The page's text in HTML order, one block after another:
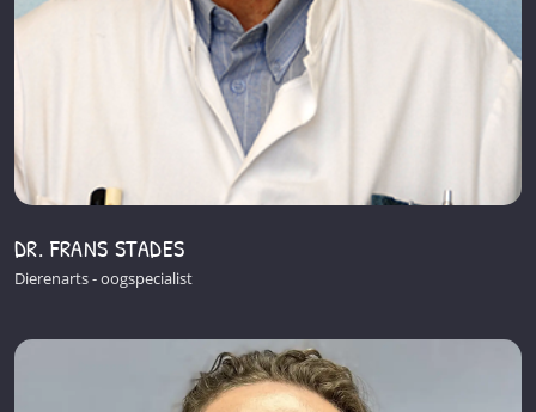
DR. FRANS STADES
Dierenarts - oogspecialist